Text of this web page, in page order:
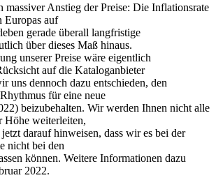
massiver Anstieg der Preise: Die Inflationsrate
Europas auf
gerade überall langfristige
über dieses Maß hinaus.
unserer Preise wäre eigentlich
auf die Kataloganbieter
uns dennoch dazu entschieden, den
für eine neue
beizubehalten. Wir werden Ihnen nicht alle
Höhe weiterleiten,
darauf hinweisen, dass wir es bei der
nicht bei den
können. Weitere Informationen dazu
2022.